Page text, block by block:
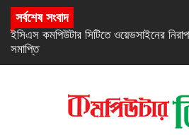
সর্বশেষ সংবাদ
নিরবচ্ছিন্ন পাওয়ার নিশ্চিতে রিয়েলমির